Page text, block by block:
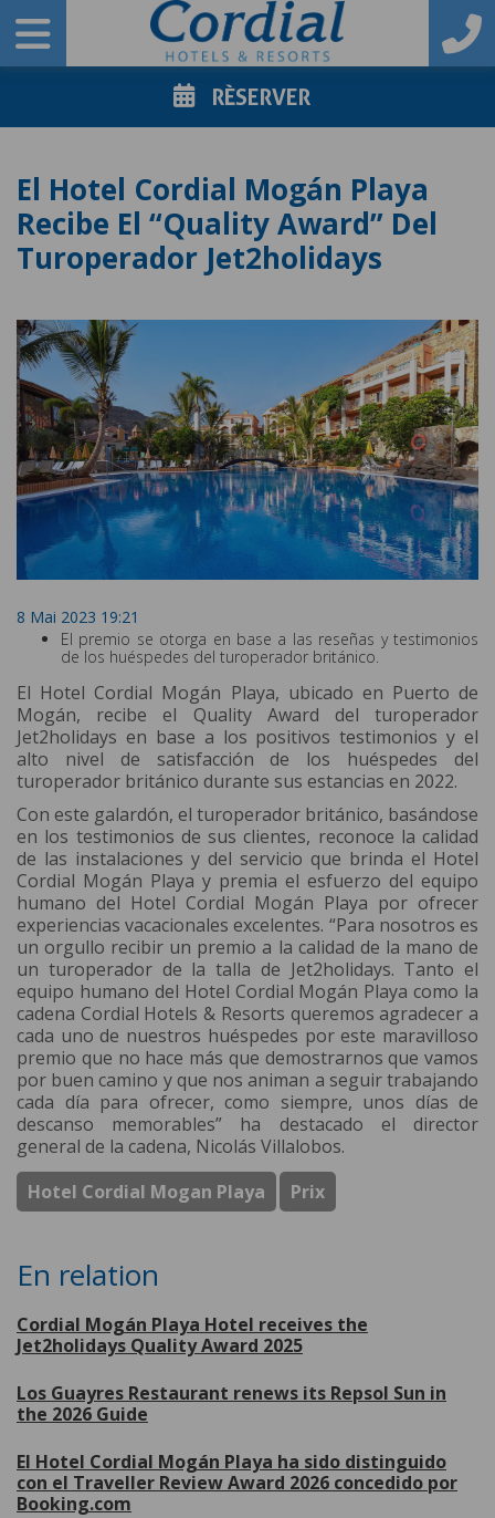
RÈSERVER
El Hotel Cordial Mogán Playa
Recibe El “Quality Award” Del
Turoperador Jet2holidays
8 Mai 2023 19:21
El premio se otorga en base a las reseñas y testimonios
de los huéspedes del turoperador británico.
El Hotel Cordial Mogán Playa, ubicado en Puerto de
Mogán, recibe el Quality Award del turoperador
Jet2holidays en base a los positivos testimonios y el
alto nivel de satisfacción de los huéspedes del
turoperador británico durante sus estancias en 2022.
Con este galardón, el turoperador británico, basándose
en los testimonios de sus clientes, reconoce la calidad
de las instalaciones y del servicio que brinda el Hotel
Cordial Mogán Playa y premia el esfuerzo del equipo
humano del Hotel Cordial Mogán Playa por ofrecer
experiencias vacacionales excelentes. “Para nosotros es
un orgullo recibir un premio a la calidad de la mano de
un turoperador de la talla de Jet2holidays. Tanto el
equipo humano del Hotel Cordial Mogán Playa como la
cadena Cordial Hotels & Resorts queremos agradecer a
cada uno de nuestros huéspedes por este maravilloso
premio que no hace más que demostrarnos que vamos
por buen camino y que nos animan a seguir trabajando
cada día para ofrecer, como siempre, unos días de
descanso memorables” ha destacado el director
general de la cadena, Nicolás Villalobos.
Hotel Cordial Mogan Playa
Prix
En relation
Cordial Mogán Playa Hotel receives the
Jet2holidays Quality Award 2025
Los Guayres Restaurant renews its Repsol Sun in
the 2026 Guide
El Hotel Cordial Mogán Playa ha sido distinguido
con el Traveller Review Award 2026 concedido por
Booking.com